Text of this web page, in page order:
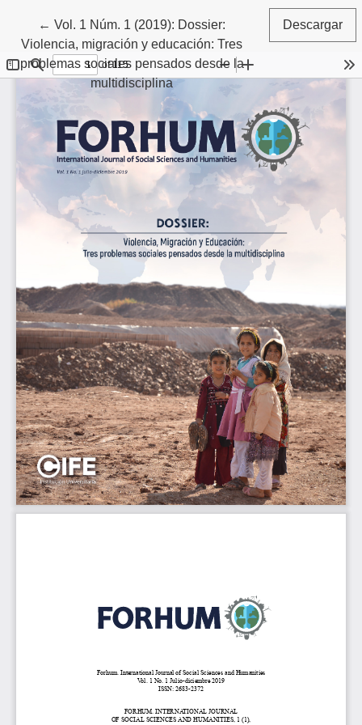
←Volver a los detalles del artículo
Vol. 1 Núm. 1 (2019): Dossier:
Violencia, migración y educación: Tres
problemas sociales pensados desde la
multidisciplina
Descargar